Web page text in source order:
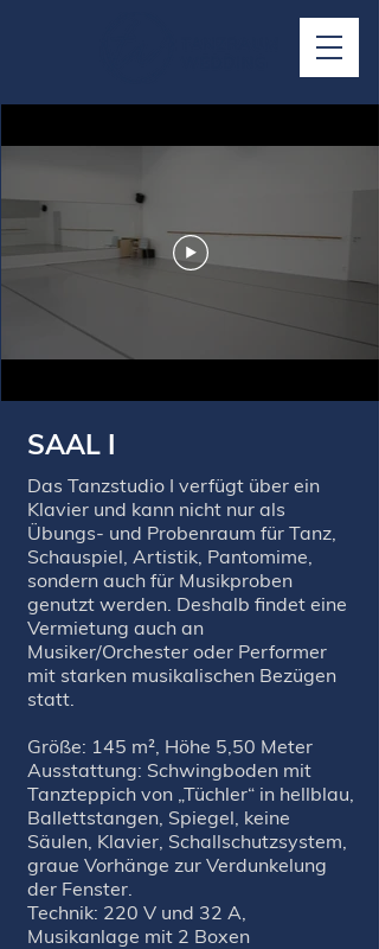
SAAL I
Das Tanzstudio I verfügt über ein
Klavier und kann nicht nur als
Übungs- und Probenraum für Tanz,
Schauspiel, Artistik, Pantomime,
sondern auch für Musikproben
genutzt werden. Deshalb findet eine
Vermietung auch an
Musiker/Orchester oder Performer
mit starken musikalischen Bezügen
statt.
Größe: 145 m², Höhe 5,50 Meter
Ausstattung: Schwingboden mit
Tanzteppich von „Tüchler“ in hellblau,
Ballettstangen, Spiegel, keine
Säulen, Klavier, Schallschutzsystem,
graue Vorhänge zur Verdunkelung
der Fenster.
Technik: 220 V und 32 A,
Musikanlage mit 2 Boxen